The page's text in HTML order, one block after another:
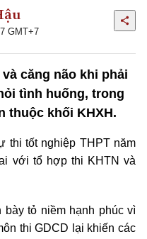
GMT+7
căng não khi phải
tình huống, trong
thuộc khối KHXH.
thi tốt nghiệp THPT năm
với tổ hợp thi KHTN và
tỏ niềm hạnh phúc vì
thi GDCD lại khiến các